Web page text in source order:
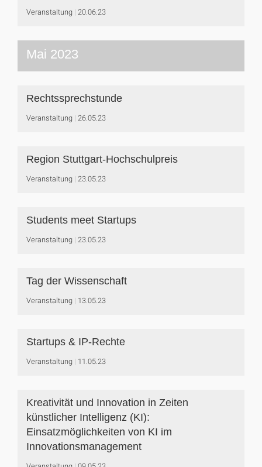
Veranstaltung 20.06.23
Mai 2023
Rechtssprechstunde
Veranstaltung 26.05.23
Region Stuttgart-Hochschulpreis
Veranstaltung 23.05.23
Students meet Startups
Veranstaltung 23.05.23
Tag der Wissenschaft
Veranstaltung 13.05.23
Startups & IP-Rechte
Veranstaltung 11.05.23
Kreativität und Innovation in Zeiten
künstlicher Intelligenz (KI):
Einsatzmöglichkeiten von KI im
Innovationsmanagement